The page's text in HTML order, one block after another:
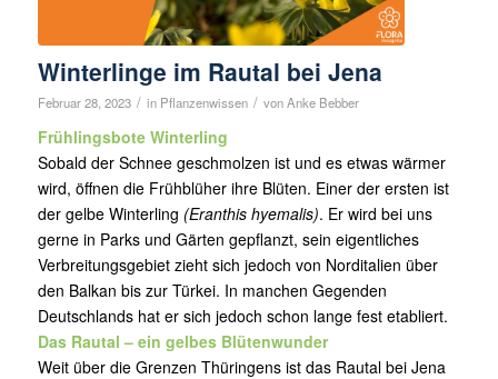
Winterlinge im Rautal bei Jena
Februar 28, 2023 / in Pflanzenwissen / vonAnke Bebber
Frühlingsbote Winterling
Sobald der Schnee geschmolzen ist und es etwas wärmer
wird, öffnen die Frühblüher ihre Blüten. Einer der ersten ist
der gelbe Winterling (Eranthis hyemalis). Er wird bei uns
gerne in Parks und Gärten gepflanzt, sein eigentliches
Verbreitungsgebiet zieht sich jedoch von Norditalien über
den Balkan bis zur Türkei. In manchen Gegenden
Deutschlands hat er sich jedoch schon lange fest etabliert.
Das Rautal – ein gelbes Blütenwunder
Weit über die Grenzen Thüringens ist das Rautal bei Jena